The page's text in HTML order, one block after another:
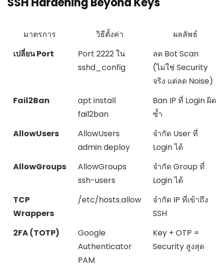
มาตรการ วิธีตั้งค่า
ผลลัพธ์
เปลี่ยน Port
Port 2222ใน
sshd_config
ลด Bot Scan
(ไม่ใช่ Security
จริง แต่ลด Noise)
Fail2Ban
apt install
fail2ban
Ban IP ที่ Login ผิด
ซ้ำ
AllowUsers
AllowUsers
admin deploy
จำกัด User ที่
Login ได้
AllowGroups
AllowGroups
ssh-users
จำกัด Group ที่
Login ได้
TCP
Wrappers
/etc/hosts.allow
จำกัด IP ที่เข้าถึง
SSH
2FA (TOTP)
Google
Authenticator
PAM
Key + OTP =
Security สูงสุด